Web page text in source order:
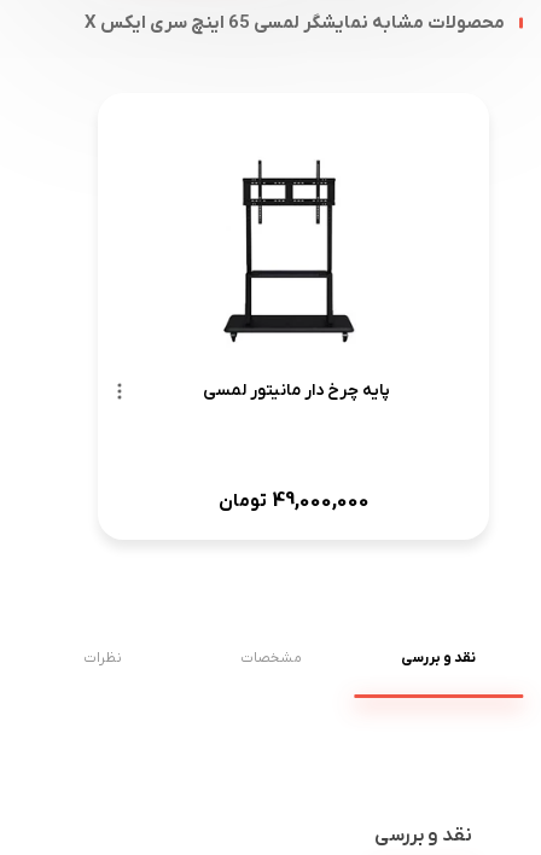
محصولات مشابه نمایشگر لمسی 65 اینچ سری ایکس X
پایه چرخ دار مانیتور لمسی
49,000,000 تومان
نقد و بررسی مشخصات نظرات
نقد و بررسی